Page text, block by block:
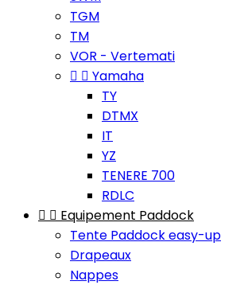
TGM
TM
VOR - Vertemati
  Yamaha
TY
DTMX
IT
YZ
TENERE 700
RDLC
  Equipement Paddock
Tente Paddock easy-up
Drapeaux
Nappes